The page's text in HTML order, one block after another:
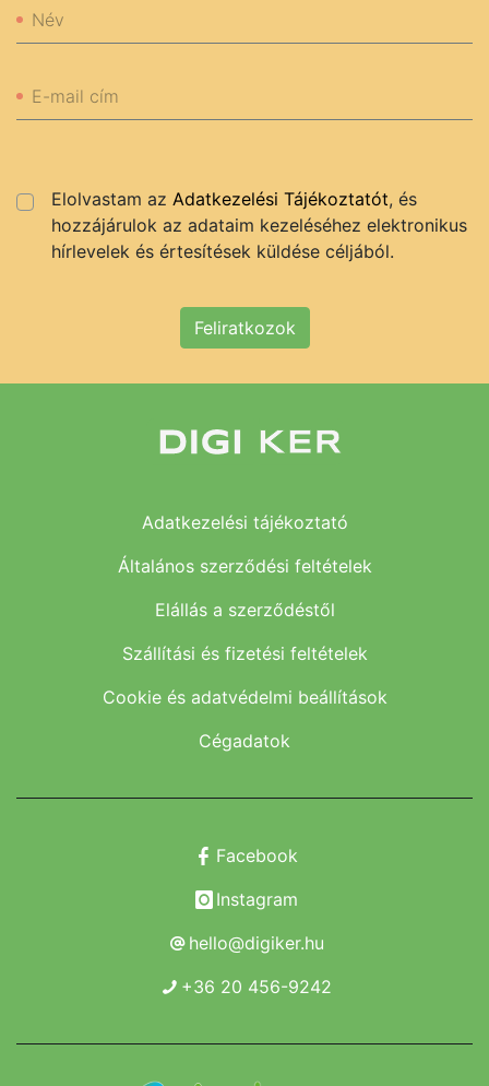
Név
E-mail cím
Elolvastam az Adatkezelési Tájékoztatót, és
hozzájárulok az adataim kezeléséhez elektronikus
hírlevelek és értesítések küldése céljából.
Feliratkozok
Adatkezelési tájékoztató
Általános szerződési feltételek
Elállás a szerződéstől
Szállítási és fizetési feltételek
Cookie és adatvédelmi beállítások
Cégadatok
Facebook
Instagram
hello@digiker.hu
+36 20 456-9242